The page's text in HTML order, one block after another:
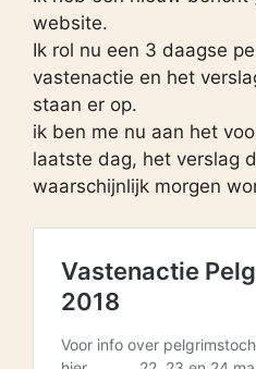
website.
Ik rol nu een 3 daagse
vastenactie en het
staan er op.
ik ben me nu aan het
laatste dag, het verslag
waarschijnlijk morgen